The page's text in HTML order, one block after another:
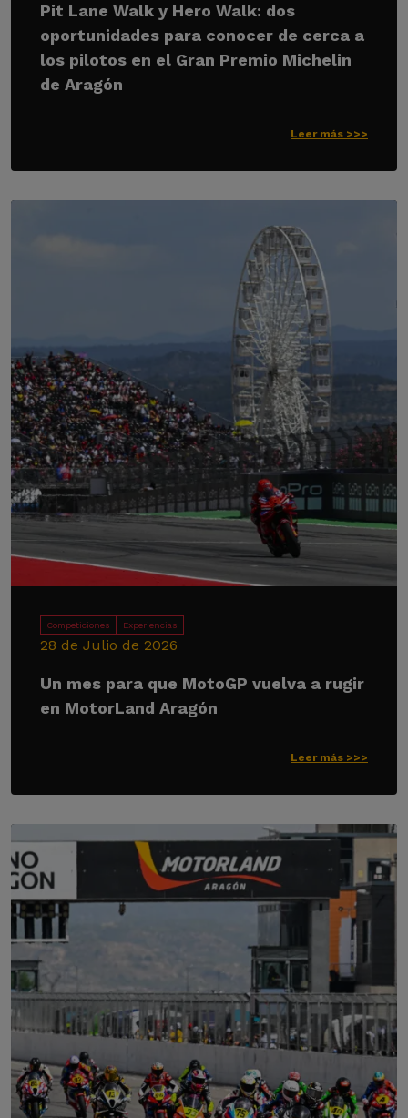
Pit Lane Walk y Hero Walk: dos
oportunidades para conocer de cerca a
los pilotos en el Gran Premio Michelin
de Aragón
Leer más >>>
Competiciones Experiencias
28 de Julio de 2026
Un mes para que MotoGP vuelva a rugir
en MotorLand Aragón
Leer más >>>